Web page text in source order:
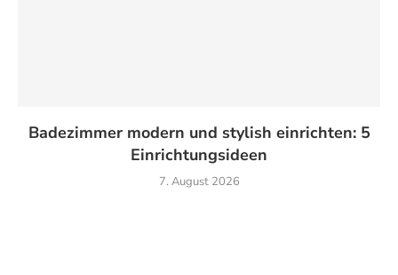
Badezimmer modern und stylish einrichten: 5
Einrichtungsideen
7. August 2026